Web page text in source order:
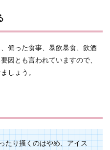
偏った食事、暴飲暴食、飲酒
因とも言われていますので、
しょう。
たり掻くのはやめ、アイス